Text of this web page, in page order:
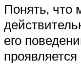
Понять, что
его
проявляется